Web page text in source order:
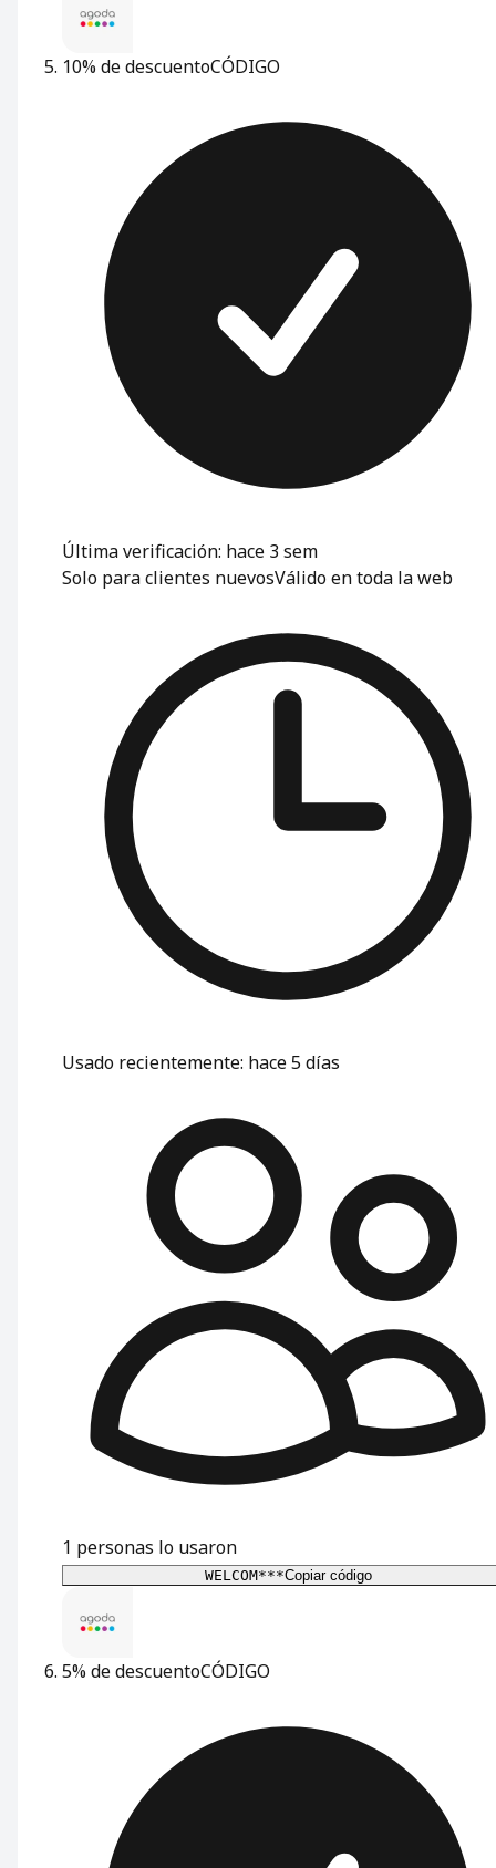
10% de descuentoCÓDIGO
Última verificación: hace 3 sem
Solo para clientes nuevosVálido en toda la web
Usado recientemente: hace 5 días
1 personas lo usaron
WELCOM***Copiar código
5% de descuentoCÓDIGO